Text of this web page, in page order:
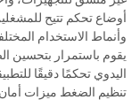
أوضاع تحكم تتيح
وأنماط الاستخدام
يقوم باستمرار بتحسين
اليدوي تحكمًا دقيقًا
تنظيم الضغط ميزات